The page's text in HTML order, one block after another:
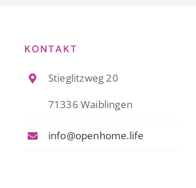
KONTAKT
Stieglitzweg 20
71336 Waiblingen
info@openhome.life